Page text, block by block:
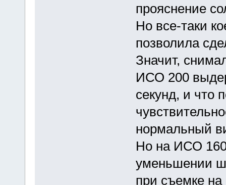
прояснение
Но все-таки
позволила
Значит,
ИСО 200
секунд, и что
нормальный
Но на ИСО
уменьшении
при съемке на